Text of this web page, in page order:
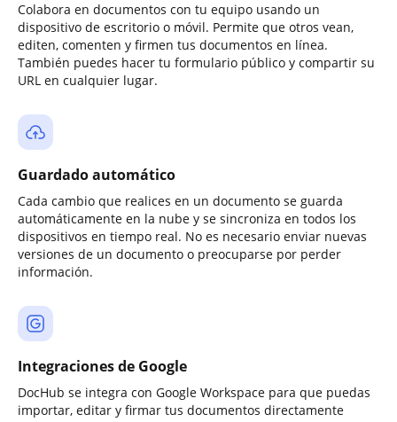
Colabora en documentos con tu equipo usando un
dispositivo de escritorio o móvil. Permite que otros vean,
editen, comenten y firmen tus documentos en línea.
También puedes hacer tu formulario público y compartir su
URL en cualquier lugar.
Guardado automático
Cada cambio que realices en un documento se guarda
automáticamente en la nube y se sincroniza en todos los
dispositivos en tiempo real. No es necesario enviar nuevas
versiones de un documento o preocuparse por perder
información.
Integraciones de Google
DocHub se integra con Google Workspace para que puedas
importar, editar y firmar tus documentos directamente